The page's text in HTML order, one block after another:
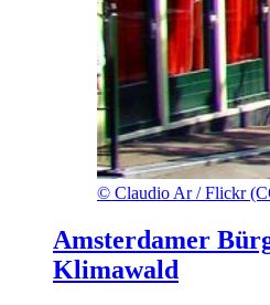
© Claudio Ar / Flickr
Amsterdamer
Klimawald